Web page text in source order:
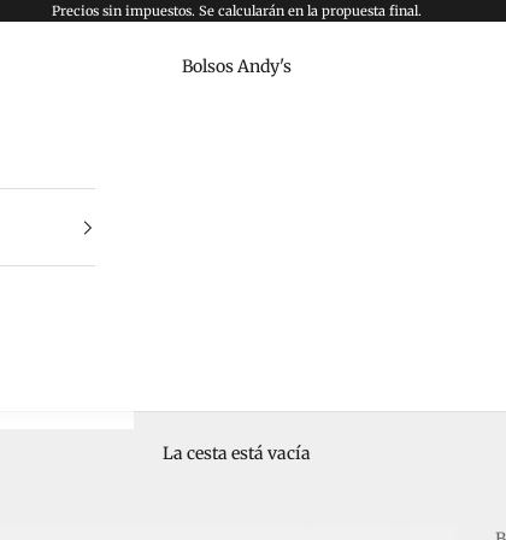
Precios sin impuestos. Se calcularán en la propuesta final.
Bolsos Andy's
La cesta está vacía